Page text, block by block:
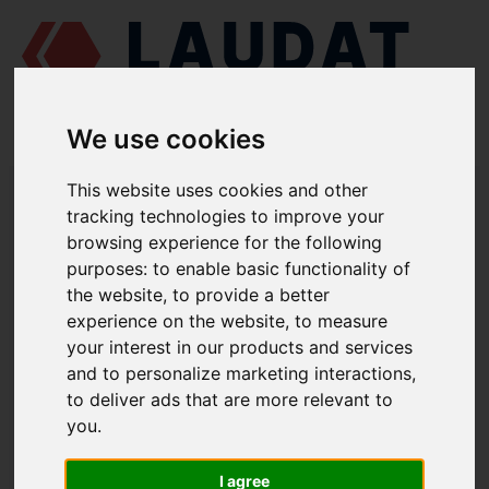
We use cookies
This website uses cookies and other
tracking technologies to improve your
browsing experience for the following
purposes:to enable basic functionality of
the website,to provide a better
experience on the website,to measure
your interest in our products and services
and to personalize marketing interactions,
to deliver ads that are more relevant to
you.
I agree
LAUDAT SUPPLY/MOTORES MARINOS/ PERVOMAISKDIESELMASH
CHN 25/34/ COJINETE DE EMPUJE 2301.00.030
LAUDAT SUPPLY
PERVOMAISKDIESELMASH
CHN 25/34
CATEGORIA DE TURBOCOMPRESOR TK23H
COJINETE DE EMPUJE
NÚMERO DE PIEZA: 2301.00.030